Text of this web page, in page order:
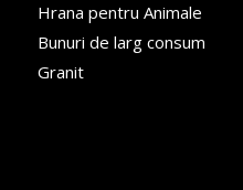
Hrana pentru Animale
Bunuri de larg consum
Granit